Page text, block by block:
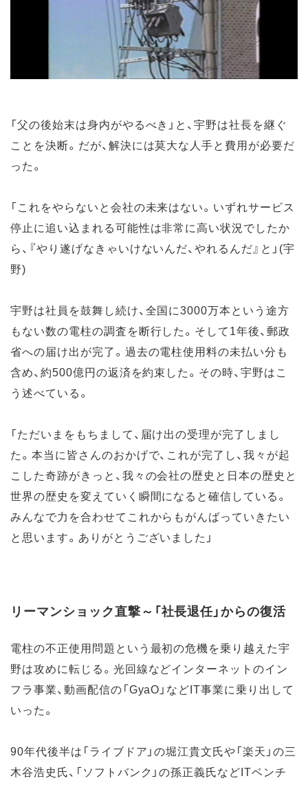
「父の後始末は身内がやるべき」と、宇野は社長を継ぐ
ことを決断。だが、解決には莫大な人手と費用が必要だ
った。
「これをやらないと会社の未来はない。いずれサービス
停止に追い込まれる可能性は非常に高い状況でしたか
ら、『やり遂げなきゃいけないんだ、やれるんだ』と」(宇
野)
宇野は社員を鼓舞し続け、全国に3000万本という途方
もない数の電柱の調査を断行した。そして1年後、郵政
省への届け出が完了。過去の電柱使用料の未払い分も
含め、約500億円の返済を約束した。その時、宇野はこ
う述べている。
「ただいまをもちまして、届け出の受理が完了しまし
た。本当に皆さんのおかげで、これが完了し、我々が起
こした奇跡がきっと、我々の会社の歴史と日本の歴史と
世界の歴史を変えていく瞬間になると確信している。
みんなで力を合わせてこれからもがんばっていきたい
と思います。ありがとうございました」
リーマンショック直撃～「社長退任」からの復活
電柱の不正使用問題という最初の危機を乗り越えた宇
野は攻めに転じる。光回線などインターネットのイン
フラ事業、動画配信の「GyaO」などIT事業に乗り出して
いった。
90年代後半は「ライブドア」の堀江貴文氏や「楽天」の三
木谷浩史氏、「ソフトバンク」の孫正義氏などITベンチ